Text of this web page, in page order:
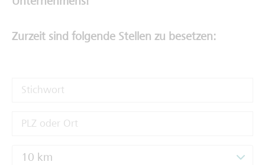
Zurzeit sind folgende Stellen zu besetzen:
10 km